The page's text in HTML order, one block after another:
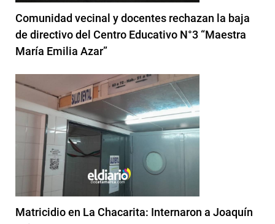
Comunidad vecinal y docentes rechazan la baja
de directivo del Centro Educativo N°3 “Maestra
María Emilia Azar”
Matricidio en La Chacarita: Internaron a Joaquín